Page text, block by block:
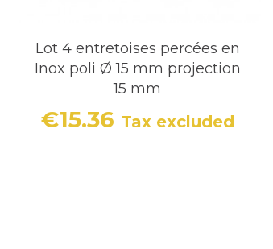
Lot 4 entretoises percées en
Inox poli Ø 15 mm projection
15 mm
Price
€15.36 Tax excluded